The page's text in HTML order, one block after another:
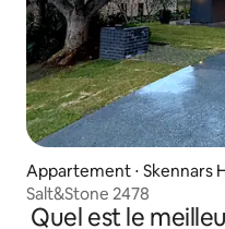
Appartement ⋅ Skennars
Salt&Stone 2478
Quel est le